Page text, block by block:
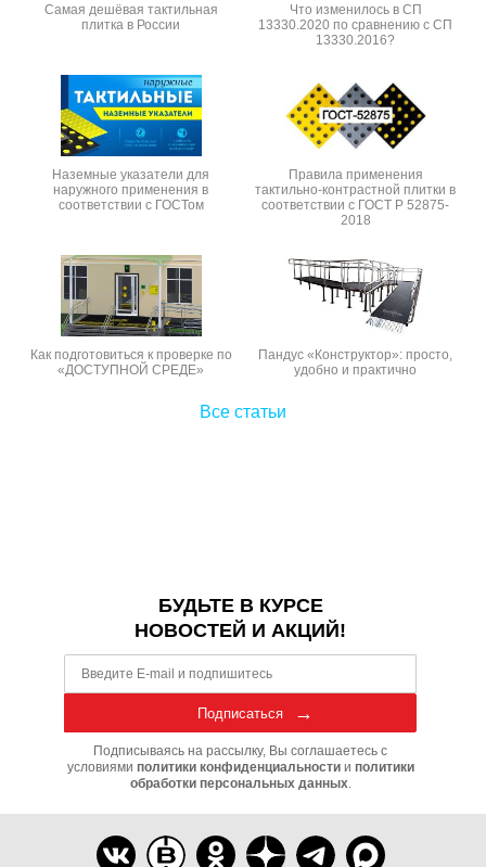
Самая дешёвая тактильная
плитка в России
Что изменилось в СП
13330.2020 по сравнению с СП
13330.2016?
Наземные указатели для
наружного применения в
соответствии с ГОСТом
Правила применения
тактильно-контрастной плитки в
соответствии с ГОСТ Р 52875-
2018
Как подготовиться к проверке по
«ДОСТУПНОЙ СРЕДЕ»
Пандус «Конструктор»: просто,
удобно и практично
Все статьи
БУДЬТЕ В КУРСЕ
НОВОСТЕЙ И АКЦИЙ!
Подписаться
Подписываясь на рассылку, Вы соглашаетесь с
условиями политики конфиденциальностии политики
обработки персональных данных.